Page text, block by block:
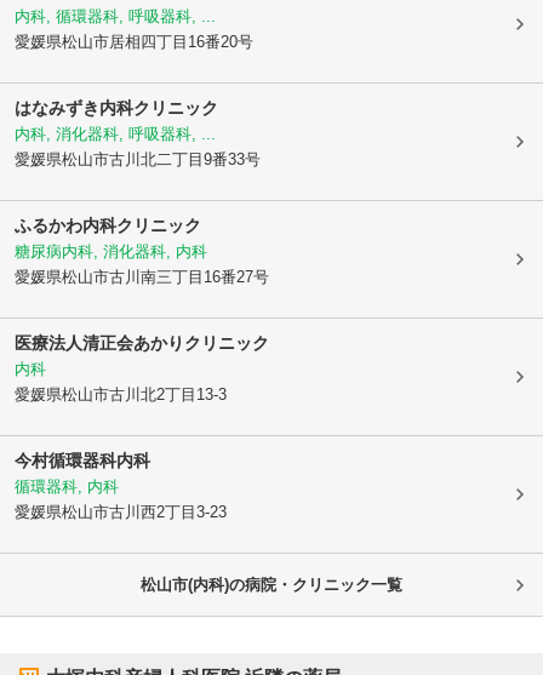
内科, 循環器科, 呼吸器科, ...
愛媛県松山市居相四丁目16番20号
はなみずき内科クリニック
内科, 消化器科, 呼吸器科, ...
愛媛県松山市古川北二丁目9番33号
ふるかわ内科クリニック
糖尿病内科, 消化器科, 内科
愛媛県松山市古川南三丁目16番27号
医療法人清正会あかりクリニック
内科
愛媛県松山市古川北2丁目13-3
今村循環器科内科
循環器科, 内科
愛媛県松山市古川西2丁目3-23
松山市(内科)の病院・クリニック一覧